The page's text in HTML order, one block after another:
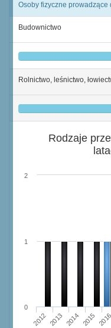
Osoby fizyczne prowadzące
Budownictwo
Rolnictwo, leśnictwo,
Rodzaje
2012 2013 2014 2015 2016
0
1
2